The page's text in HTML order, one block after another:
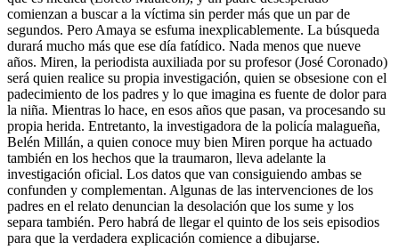
comienzan a buscar a la víctima sin perder más que un par de
segundos. Pero Amaya se esfuma inexplicablemente. La búsqueda
durará mucho más que ese día fatídico. Nada menos que nueve
años. Miren, la periodista auxiliada por su profesor (José Coronado)
será quien realice su propia investigación, quien se obsesione con el
padecimiento de los padres y lo que imagina es fuente de dolor para
la niña. Mientras lo hace, en esos años que pasan, va procesando su
propia herida. Entretanto, la investigadora de la policía malagueña,
Belén Millán, a quien conoce muy bien Miren porque ha actuado
también en los hechos que la traumaron, lleva adelante la
investigación oficial. Los datos que van consiguiendo ambas se
confunden y complementan. Algunas de las intervenciones de los
padres en el relato denuncian la desolación que los sume y los
separa también. Pero habrá de llegar el quinto de los seis episodios
para que la verdadera explicación comience a dibujarse.